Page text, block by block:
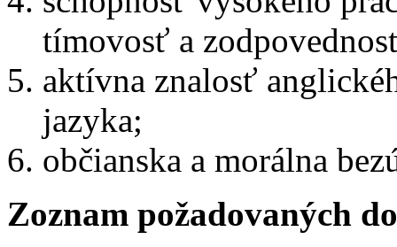
tímovosť a
aktívna znalosť
jazyka;
občianska a morálna
Zoznam požadovaných